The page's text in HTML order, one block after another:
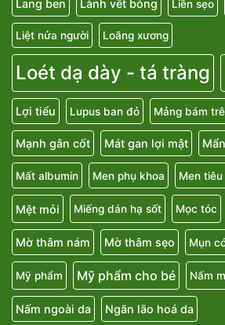
Lang ben Lành vết bỏng Liền sẹo
Liệt nửa người Loãng xương
Loét dạ dày - tá tràng
Lợi tiểu Lupus ban đỏ Mảng bám
Mạnh gân cốt Mát gan lợi mật
Mất albumin Men phụ khoa Men tiêu
Mệt mỏi Miếng dán hạ sốt Mọc tóc
Mờ thâm nám Mờ thâm sẹo Mụn
Mỹ phẩm Mỹ phẩm cho bé Nấm
Nấm ngoài da Ngăn lão hoá da